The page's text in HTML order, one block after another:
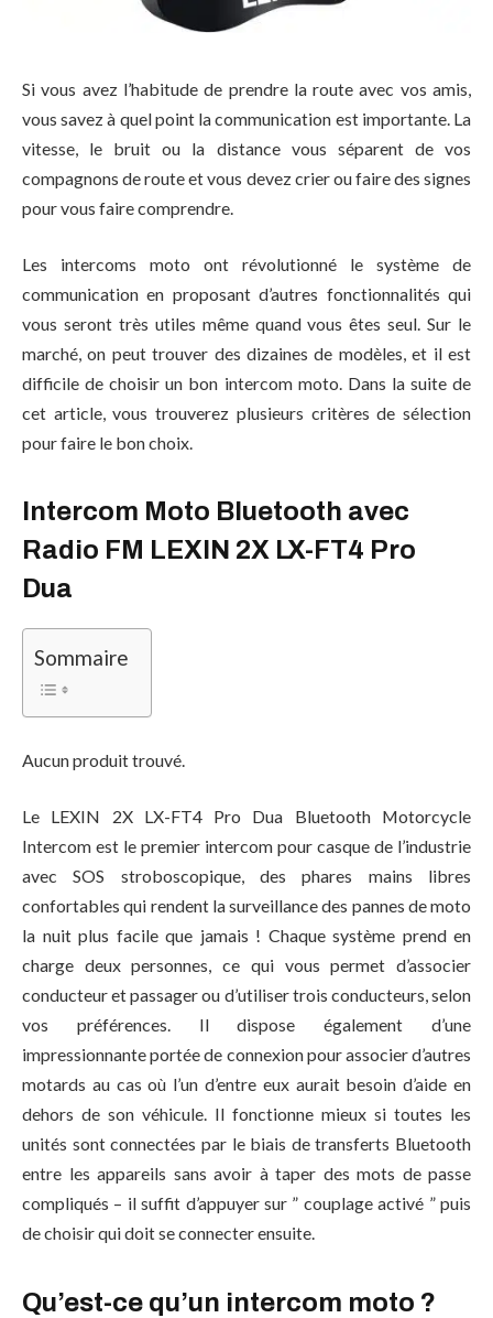
Si vous avez l’habitude de prendre la route avec vos amis,
vous savez à quel point la communication est importante. La
vitesse, le bruit ou la distance vous séparent de vos
compagnons de route et vous devez crier ou faire des signes
pour vous faire comprendre.
Les intercoms moto ont révolutionné le système de
communication en proposant d’autres fonctionnalités qui
vous seront très utiles même quand vous êtes seul. Sur le
marché, on peut trouver des dizaines de modèles, et il est
difficile de choisir un bon intercom moto. Dans la suite de
cet article, vous trouverez plusieurs critères de sélection
pour faire le bon choix.
Intercom Moto Bluetooth avec
Radio FM LEXIN 2X LX-FT4 Pro
Dua
Sommaire
Aucun produit trouvé.
Le LEXIN 2X LX-FT4 Pro Dua Bluetooth Motorcycle
Intercom est le premier intercom pour casque de l’industrie
avec SOS stroboscopique, des phares mains libres
confortables qui rendent la surveillance des pannes de moto
la nuit plus facile que jamais ! Chaque système prend en
charge deux personnes, ce qui vous permet d’associer
conducteur et passager ou d’utiliser trois conducteurs, selon
vos préférences. Il dispose également d’une
impressionnante portée de connexion pour associer d’autres
motards au cas où l’un d’entre eux aurait besoin d’aide en
dehors de son véhicule. Il fonctionne mieux si toutes les
unités sont connectées par le biais de transferts Bluetooth
entre les appareils sans avoir à taper des mots de passe
compliqués – il suffit d’appuyer sur ” couplage activé ” puis
de choisir qui doit se connecter ensuite.
Qu’est-ce qu’un intercom moto ?